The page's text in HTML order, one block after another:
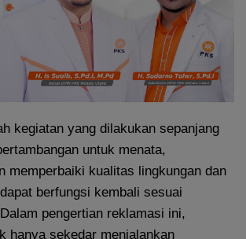
kegiatan yang dilakukan sepanjang
untuk menata,
memperbaiki kualitas lingkungan dan
berfungsi kembali sesuai
pengertian reklamasi ini,
hanya sekedar menjalankan